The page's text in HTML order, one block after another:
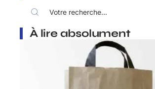
À lire absolument